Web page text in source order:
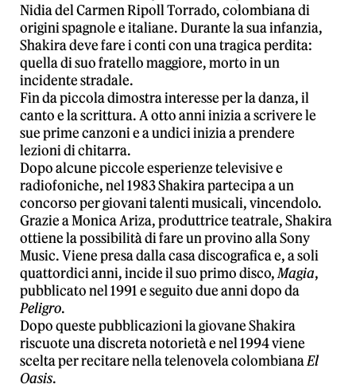
Nidia del Carmen Ripoll Torrado, colombiana di
origini spagnole e italiane. Durante la sua infanzia,
Shakira deve fare i conti con una tragica perdita:
quella di suo fratello maggiore, morto in un
incidente stradale.
Fin da piccola dimostra interesse per la danza, il
canto e la scrittura. A otto anni inizia a scrivere le
sue prime canzoni e a undici inizia a prendere
lezioni di chitarra.
Dopo alcune piccole esperienze televisive e
radiofoniche, nel 1983 Shakira partecipa a un
concorso per giovani talenti musicali, vincendolo.
Grazie a Monica Ariza, produttrice teatrale, Shakira
ottiene la possibilità di fare un provino alla Sony
Music. Viene presa dalla casa discografica e, a soli
quattordici anni, incide il suo primo disco,Magia,
pubblicato nel 1991 e seguito due anni dopo da
Peligro.
Dopo queste pubblicazioni la giovane Shakira
riscuote una discreta notorietà e nel 1994 viene
scelta per recitare nella telenovela colombianaEl
Oasis.